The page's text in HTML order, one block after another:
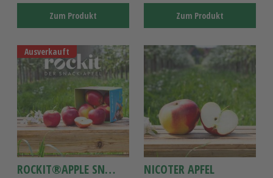
Zum Produkt
Zum Produkt
Ausverkauft
ROCKIT®APPLE SNACK-BOX NICOTER APFEL